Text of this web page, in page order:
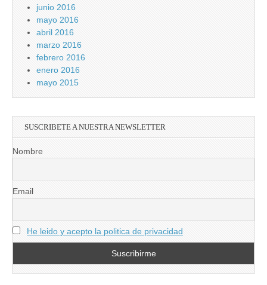
junio 2016
mayo 2016
abril 2016
marzo 2016
febrero 2016
enero 2016
mayo 2015
SUSCRIBETE A NUESTRA NEWSLETTER
Nombre
Email
He leido y acepto la politica de privacidad